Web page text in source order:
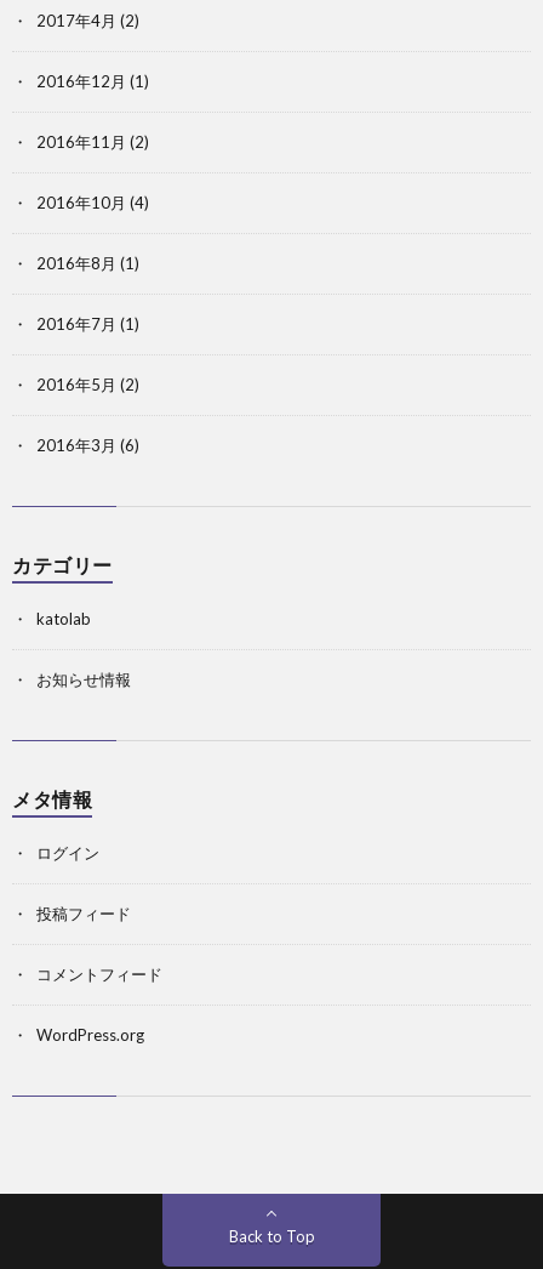
2017年4月 (2)
2016年12月 (1)
2016年11月 (2)
2016年10月 (4)
2016年8月 (1)
2016年7月 (1)
2016年5月 (2)
2016年3月 (6)
カテゴリー
katolab
お知らせ情報
メタ情報
ログイン
投稿フィード
コメントフィード
WordPress.org
Back to Top